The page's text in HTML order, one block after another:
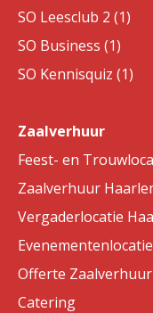
SO Leesclub 2 (1)
SO Business (1)
SO Kennisquiz (1)
Zaalverhuur
Feest- en
Zaalverhuur
Vergaderlocatie
Offerte Zaalverhuur
Catering